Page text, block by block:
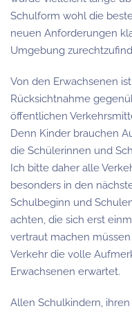
Schulform wohl die
neuen Anforderungen
Umgebung
Von den Erwachsenen
Rücksichtnahme
öffentlichen
Denn Kinder brauchen
die Schülerinnen und
Ich bitte daher alle
besonders in den
Schulbeginn und
achten, die sich erst
vertraut machen
Verkehr die volle
Erwachsenen erwartet.
Allen Schulkindern,